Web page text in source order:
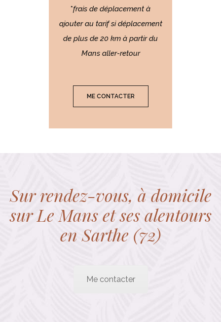
*frais de déplacement à
ajouter au tarif si déplacement
de plus de 20 km à partir du
Mans aller-retour
ME CONTACTER
Sur rendez-vous, à domicile
sur Le Mans et ses alentours
en Sarthe (72)
Me contacter